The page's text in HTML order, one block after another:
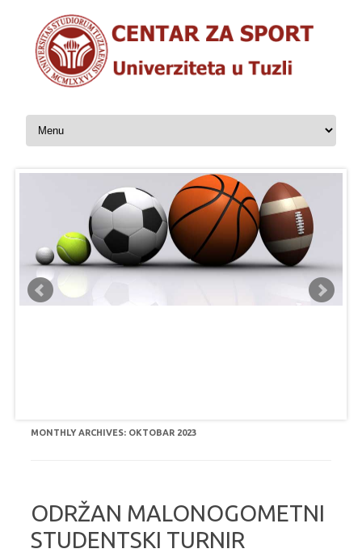
Skip to content
MONTHLY ARCHIVES: OKTOBAR 2023
ODRŽAN MALONOGOMETNI
STUDENTSKI TURNIR